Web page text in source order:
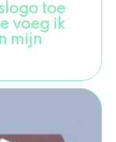
toe
voeg ik
mijn